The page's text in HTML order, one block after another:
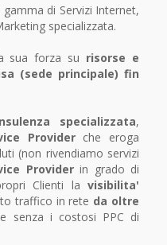
di Servizi Internet,
specializzata.
sua forza su risorse e
(sede principale) fin
specializzata,
Providerche eroga
(non rivendiamo servizi
Providerin grado di
Clienti la visibilita'
traffico in rete da oltre
senza i costosi PPC di